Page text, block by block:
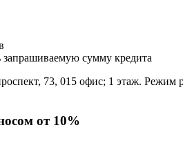
запрашиваемую сумму кредита
73, 015 офис; 1 этаж.
от 10%